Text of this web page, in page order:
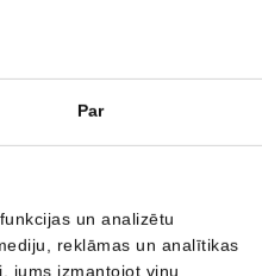
Par
un analizētu
reklāmas un analītikas
jums izmantojot viņu